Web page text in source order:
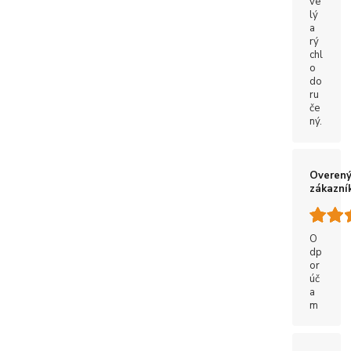
lý
a
rý
chl
o
do
ru
če
ný.
Overený
O
dp
or
úč
a
m